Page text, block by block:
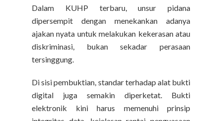
Dalam KUHP terbaru, unsur pidana
dipersempit dengan menekankan adanya
ajakan nyata untuk melakukan kekerasan atau
diskriminasi, bukan sekadar perasaan
tersinggung.
Di sisi pembuktian, standar terhadap alat bukti
digital juga semakin diperketat. Bukti
elektronik kini harus memenuhi prinsip